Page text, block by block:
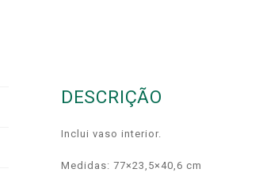
DESCRIÇÃO
Inclui vaso interior.
Medidas: 77×23,5×40,6 cm